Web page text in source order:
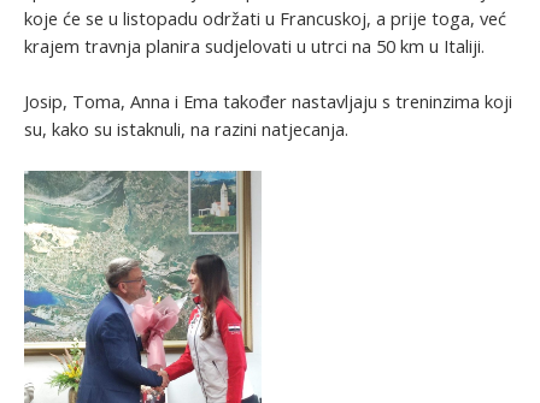
koje će se u listopadu održati u Francuskoj, a prije toga, već
krajem travnja planira sudjelovati u utrci na 50 km u Italiji.
Josip, Toma, Anna i Ema također nastavljaju s treninzima koji
su, kako su istaknuli, na razini natjecanja.